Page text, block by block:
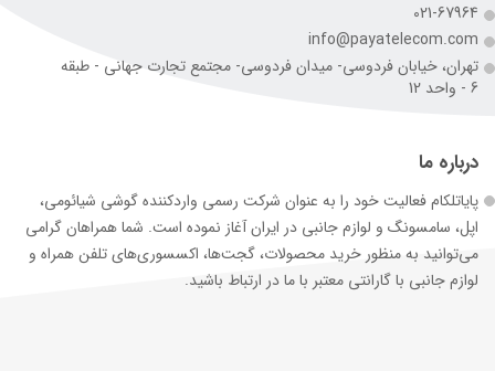
021-67964
info@payatelecom.com
تهران، خیابان فردوسی- میدان فردوسی- مجتمع تجارت جهانی - طبقه
6 - واحد 12
درباره ما
پایاتلکام فعالیت خود را به عنوان شرکت رسمی وارد‌کننده گوشی شیائومی،
اپل، سامسونگ و لوازم جانبی در ایران آغاز نموده است. شما همراهان گرامی
می‌توانید به منظور خرید محصولات، گجت‌ها، اکسسوری‌های تلفن همراه و
لوازم جانبی با گارانتی معتبر با ما در ارتباط باشید.